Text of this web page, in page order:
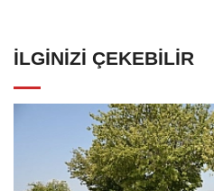
İLGINIZI ÇEKEBILIR